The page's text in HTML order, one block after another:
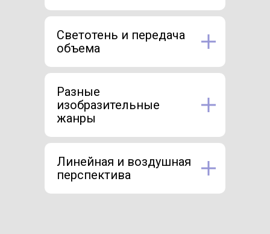
Светотень и передача
объема
Разные
изобразительные
жанры
Линейная и воздушная
перспектива